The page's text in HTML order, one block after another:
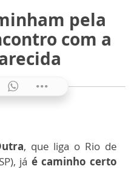
pela
com a
, que liga o Rio de
já é caminho certo